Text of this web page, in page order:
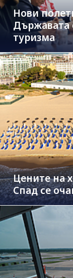
Нови
Държавата
туризма
Цените на
Спад се